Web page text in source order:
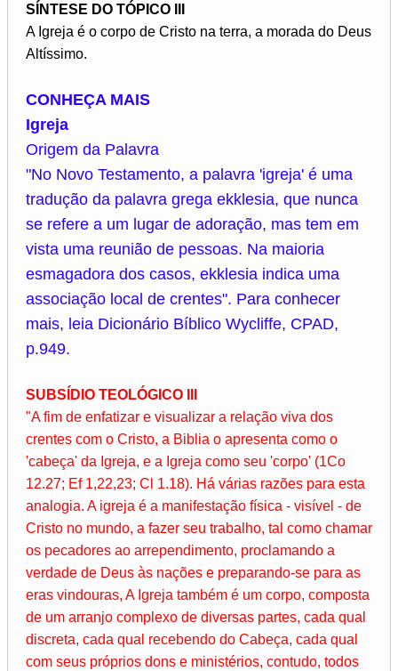
SÍNTESE DO TÓPICO III
A Igreja é o corpo de Cristo na terra, a morada do Deus
Altíssimo.
CONHEÇA MAIS
Igreja
Origem da Palavra
"No Novo Testamento, a palavra 'igreja' é uma
tradução da palavra grega ekklesia, que nunca
se refere a um lugar de adoração, mas tem em
vista uma reunião de pessoas. Na maioria
esmagadora dos casos, ekklesia indica uma
associação local de crentes". Para conhecer
mais, leia Dicionário Bíblico Wycliffe, CPAD,
p.949.
SUBSÍDIO TEOLÓGICO III
"A fim de enfatizar e visualizar a relação viva dos
crentes com o Cristo, a Biblia o apresenta como o
'cabeça' da Igreja, e a Igreja como seu 'corpo' (1Co
12.27; Ef 1,22,23; Cl 1.18). Há várias razões para esta
analogia. A igreja é a manifestação física - visível - de
Cristo no mundo, a fazer seu trabalho, tal como chamar
os pecadores ao arrependimento, proclamando a
verdade de Deus às nações e preparando-se para as
eras vindouras, A Igreja também é um corpo, composta
de um arranjo complexo de diversas partes, cada qual
discreta, cada qual recebendo do Cabeça, cada qual
com seus próprios dons e ministérios, contudo, todos